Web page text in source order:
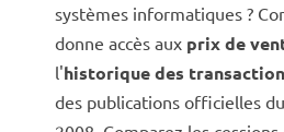
systèmes informatiques ?
donne accès aux prix de
l'historique des
des publications officielles du